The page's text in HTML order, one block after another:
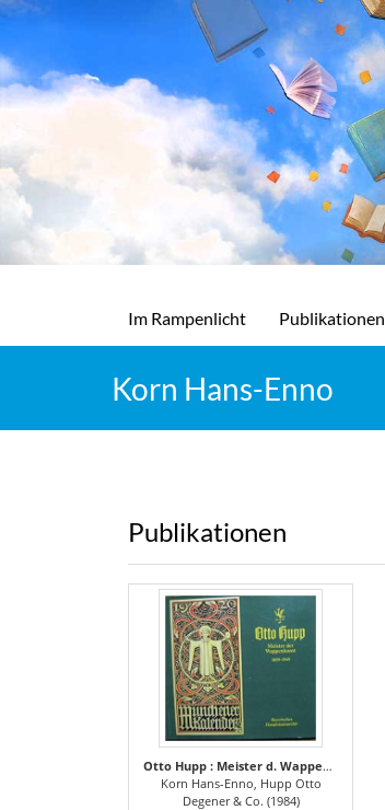
Im Rampenlicht Publikationen
Korn Hans-Enno
Publikationen
Otto Hupp : Meister d. Wappenkunst 1859 - 1949
Korn Hans-Enno, Hupp Otto
Degener & Co. (1984)